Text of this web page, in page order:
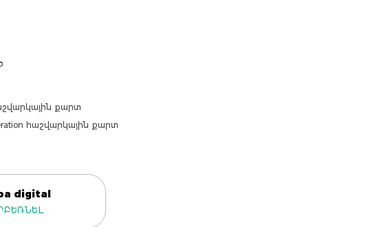
քարտ
հաշվարկային քարտ
digital